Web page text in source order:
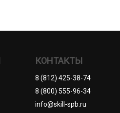
КОНТАКТЫ
8 (812) 425-38-74
8 (800) 555-96-34
info@skill-spb.ru